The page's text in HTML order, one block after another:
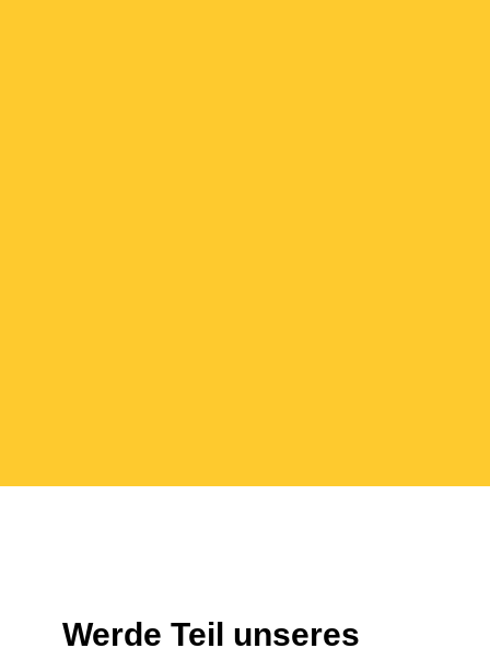
Werde Teil unseres